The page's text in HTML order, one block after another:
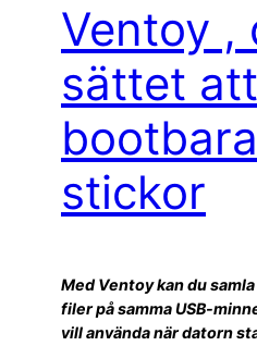
Ventoy ,
sättet
stickor
Med Ventoy kan du
filer på samma USB-
vill använda när datorn